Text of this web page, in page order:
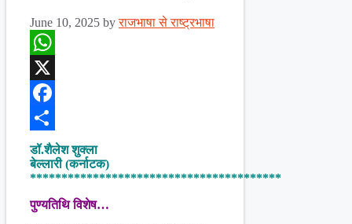
June 10, 2025 byराजभाषा से राष्ट्रभाषा
WhatsApp
X
Facebook
Share
डॉ.शैलेश शुक्ला
बेल्लारी (कर्नाटक)
****************************************
पुण्यतिथि विशेष…